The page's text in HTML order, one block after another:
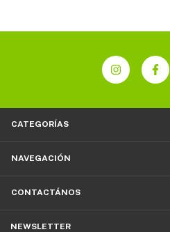
CATEGORÍAS
NAVEGACIÓN
CONTACTÁNOS
NEWSLETTER